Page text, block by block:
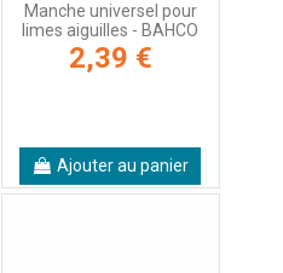
Manche universel pour
limes aiguilles - BAHCO
2,39 €
Ajouter au panier